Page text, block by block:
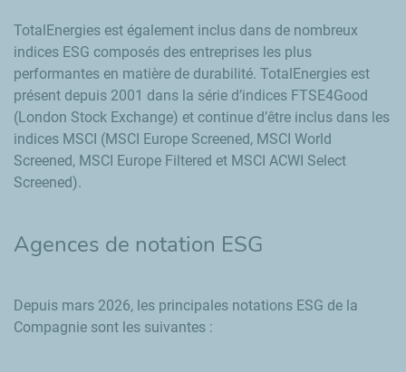
TotalEnergies est également inclus dans de nombreux
indices ESG composés des entreprises les plus
performantes en matière de durabilité. TotalEnergies est
présent depuis 2001 dans la série d’indices FTSE4Good
(London Stock Exchange) et continue d’être inclus dans les
indices MSCI (MSCI Europe Screened, MSCI World
Screened, MSCI Europe Filtered et MSCI ACWI Select
Screened).
Agences de notation ESG
Depuis mars 2026, les principales notations ESG de la
Compagnie sont les suivantes :